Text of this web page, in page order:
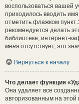
воспользоваться вашей
приходилось вводить
отметить флажком пункт
рекомендуется делать
библиотеке, интернет-
меня отсутствует, это
Вернуться к началу
Что делает функция
Она удаляет все
авторизованным на